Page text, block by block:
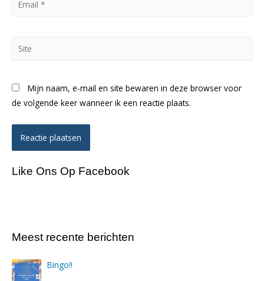
Mijn naam, e-mail en site bewaren in deze browser voor
de volgende keer wanneer ik een reactie plaats.
Like Ons Op Facebook
Meest recente berichten
Bingo!!